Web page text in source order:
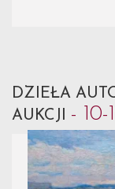
DZIEŁA
AUKCJI - 10-